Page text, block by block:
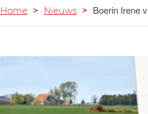
Home > Nieuws > Boerin Irene